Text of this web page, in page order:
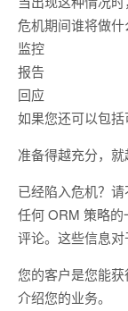
危机期间谁将做什
监控
报告
回应
如果您还可以包括
准备得越充分，就
已经陷入危机？
任何 ORM 策略
评论。这些信息对
您的客户是您能
介绍您的业务。